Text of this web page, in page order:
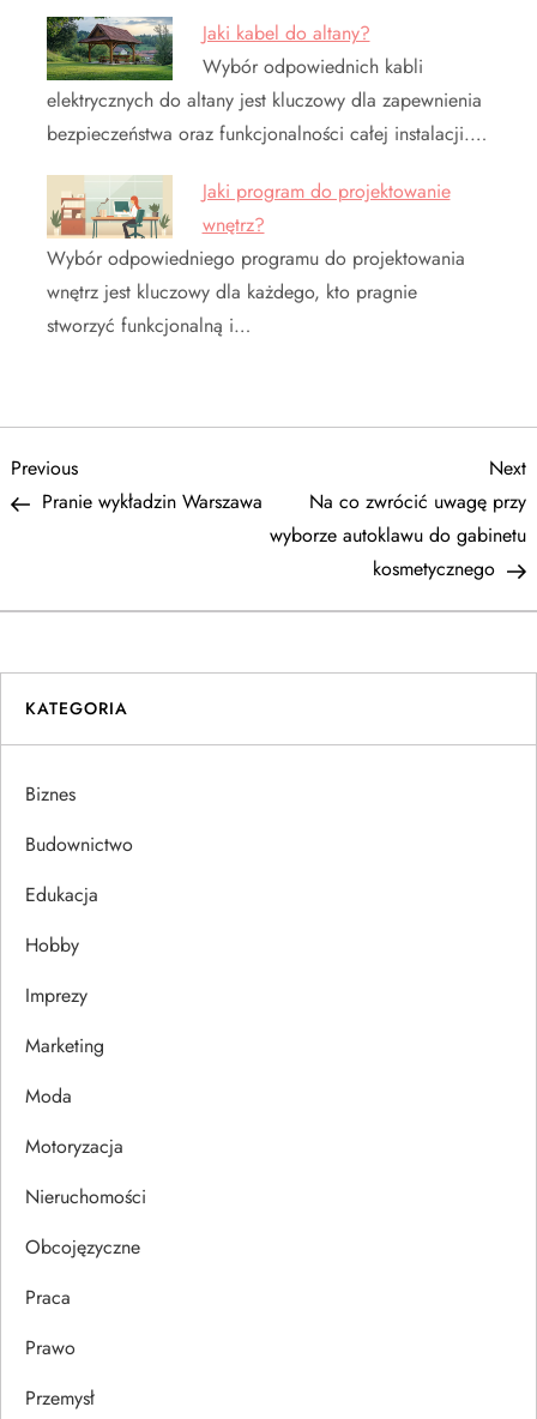
Jaki kabel do altany?
Wybór odpowiednich kabli
elektrycznych do altany jest kluczowy dla zapewnienia
bezpieczeństwa oraz funkcjonalności całej instalacji.…
Jaki program do projektowanie
wnętrz?
Wybór odpowiedniego programu do projektowania
wnętrz jest kluczowy dla każdego, kto pragnie
stworzyć funkcjonalną i…
N
g
a
c
a
w
p
s
u
Previous
Post
Previous
Pranie wykładzin Warszawa
Next
Na co zwrócić uwagę przy
wyborze autoklawu do gabinetu
kosmetycznego
KATEGORIA
Biznes
Budownictwo
Edukacja
Hobby
Imprezy
Marketing
Moda
Motoryzacja
Nieruchomości
Obcojęzyczne
Praca
Prawo
Przemysł